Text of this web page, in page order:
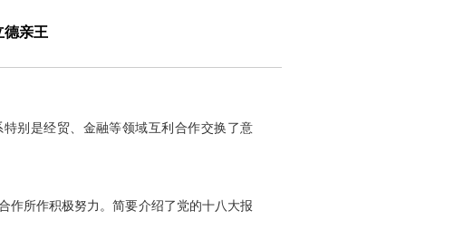
德亲王
别是经贸、金融等领域互利合作交换了意
作所作积极努力。简要介绍了党的十八大报